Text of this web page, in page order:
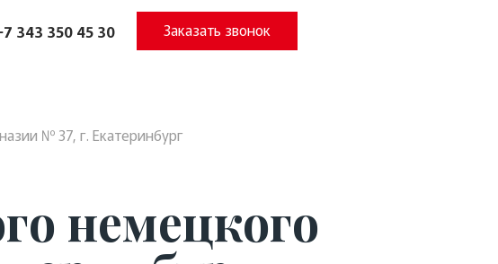
343 350 45 30 Заказать звонок
№ 37, г. Екатеринбург
немецкого